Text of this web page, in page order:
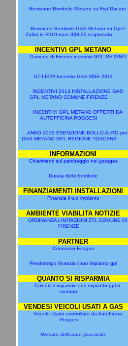
Revisione Bombole Metano su Fiat Ducato
Revisione Bombole GAS Metano su Opel
Zafira in R110 euro 330,00 in giornata
INCENTIVI GPL METANO
Comune di Firenze incentivi GPL METANO
UTILIZZA Incentivi GAS MSE 2011
INCENTIVI 2013 INSTALLAZIONE GAS
GPL METANO COMUNE FIRENZE
INCENTIVI GPL METANO OFFERTI DA
AUTOFFICINA POGGESI
ANNO 2015 ESENZIONE BOLLO AUTO per
GAS METANO GPL REGIONE TOSCANA
INFORMAZIONI
Chiarimenti sul parcheggio nei garages
Durata delle bombole
FINANZIAMENTI INSTALLAZIONI
Finanzia il tuo impianto
AMBIENTE VIABILITA NOTIZIE
ORDINANZA LIMITAZIONI ZTL COMUNE DI
FIRENZE
PARTNER
Consorzio Ecogas
Prestitempo finanzia il tuo impianto gpl
QUANTO SI RISPARMIA
Calcola il risparmio con impianto gpl o
metano
VENDESI VEICOLI USATI A GAS
Veicolo Usato controllato da Autofficina
Poggesi
Mercato dell'usato youcar.biz